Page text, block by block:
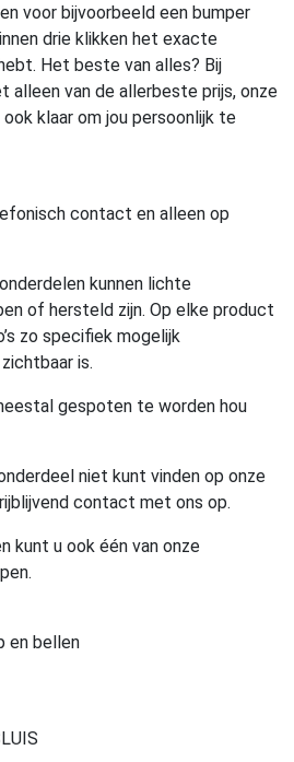
voor bijvoorbeeld een bumper
drie klikken het exacte
Het beste van alles? Bij
alleen van de allerbeste prijs, onze
klaar om jou persoonlijk te
contact en alleen op
kunnen lichte
of hersteld zijn. Op elke product
zo specifiek mogelijk
is.
gespoten te worden hou
niet kunt vinden op onze
contact met ons op.
kunt u ook één van onze
en bellen